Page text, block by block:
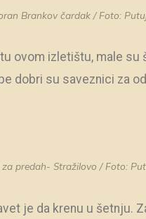
Brankov čardak / Foto:
ovom izletištu, male
dobri su saveznici za
za predah- Stražilovo / Foto:
je da krenu u šetnju.